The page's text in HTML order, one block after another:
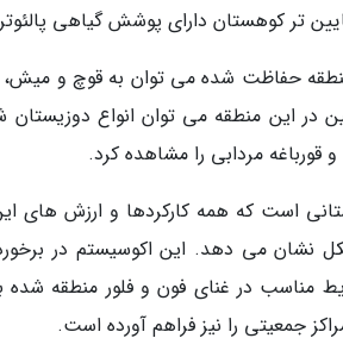
تر کوهستان دارای پوشش گیاهی
حفاظت شده می توان به قوچ و میش، کل
در این منطقه می توان انواع
قورباغه مردابی را مشاهده کرد.
است که همه کارکردها و ارزش های
نشان می دهد. این اکوسیستم در
مناسب در غنای فون و فلور منطقه شده
جمعیتی را نیز فراهم آورده است.